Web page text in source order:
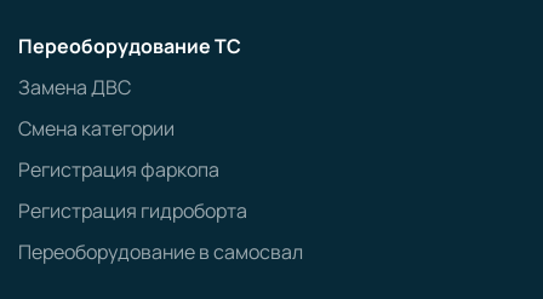
Переоборудование ТС
Замена ДВС
Смена категории
Регистрация фаркопа
Регистрация гидроборта
Переоборудование в самосвал